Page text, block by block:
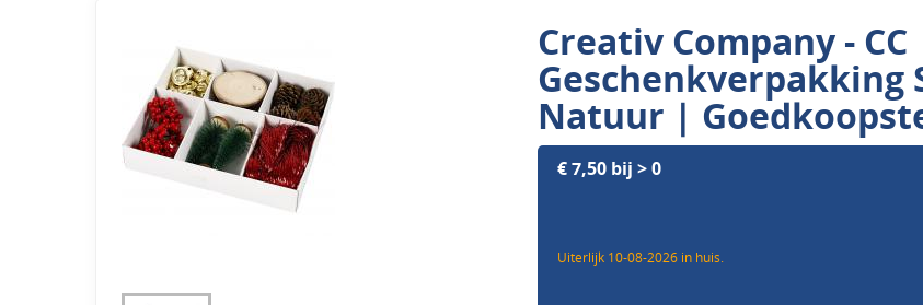
Creativ Company - CC
Geschenkverpakking
Natuur |
€ 7,50 bij > 0
Uiterlijk 10-08-2026 in huis.